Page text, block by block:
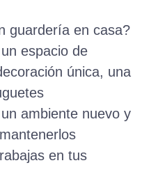
guardería en casa?
espacio de
única, una
ambiente nuevo y
en tus